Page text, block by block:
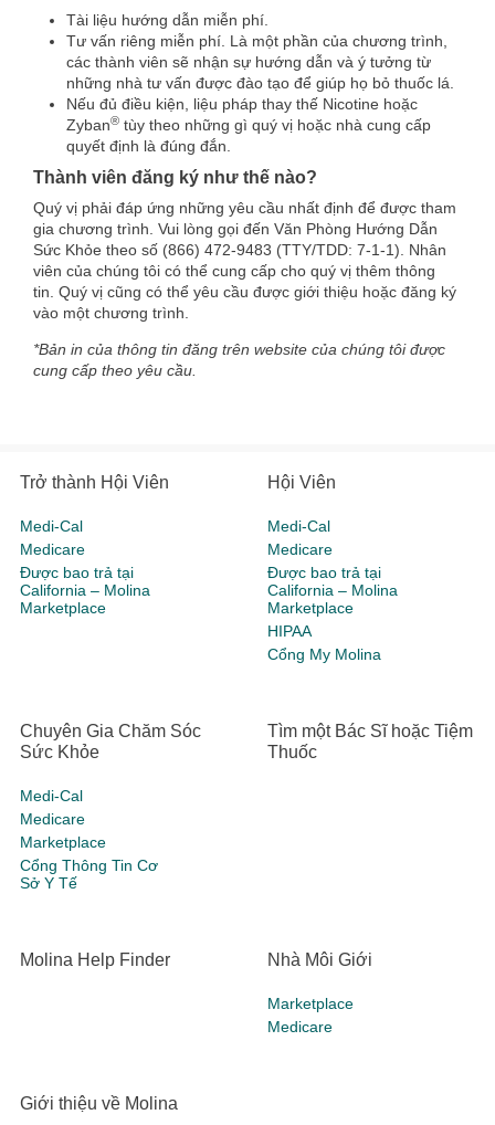
Tài liệu hướng dẫn miễn phí.
Tư vấn riêng miễn phí. Là một phần của chương trình,
các thành viên sẽ nhận sự hướng dẫn và ý tưởng từ
những nhà tư vấn được đào tạo để giúp họ bỏ thuốc lá.
Nếu đủ điều kiện, liệu pháp thay thế Nicotine hoặc
Zyban® tùy theo những gì quý vị hoặc nhà cung cấp
quyết định là đúng đắn.
Thành viên đăng ký như thế nào?
Quý vị phải đáp ứng những yêu cầu nhất định để được tham
gia chương trình. Vui lòng gọi đến Văn Phòng Hướng Dẫn
Sức Khỏe theo số (866) 472-9483 (TTY/TDD: 7-1-1). Nhân
viên của chúng tôi có thể cung cấp cho quý vị thêm thông
tin. Quý vị cũng có thể yêu cầu được giới thiệu hoặc đăng ký
vào một chương trình.
*Bản in của thông tin đăng trên website của chúng tôi được
cung cấp theo yêu cầu.
Trở thành Hội Viên
Medi-Cal
Medicare
Được bao trả tại
California – Molina
Marketplace
Hội Viên
Medi-Cal
Medicare
Được bao trả tại
California – Molina
Marketplace
HIPAA
Cổng My Molina
Chuyên Gia Chăm Sóc
Sức Khỏe
Medi-Cal
Medicare
Marketplace
Cổng Thông Tin Cơ
Sở Y Tế
Tìm một Bác Sĩ hoặc Tiệm
Thuốc
Molina Help Finder Nhà Môi Giới
Marketplace
Medicare
Giới thiệu về Molina